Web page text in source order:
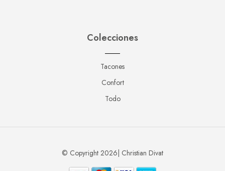
Colecciones
Tacones
Confort
Todo
© Copyright 2026| Christian Divat